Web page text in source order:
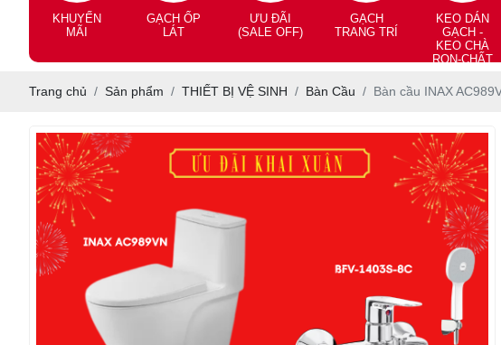
KHUYẾN
MÃI
GẠCH ỐP
LÁT
ƯU ĐÃI
(SALE OFF)
GẠCH
TRANG TRÍ
KEO DÁN
GẠCH -
KEO CHÀ
RON-CHẤT
THẤM
Trang chủ Sản phẩm THIẾT BỊ VỆ SINH Bàn Cầu Bàn cầu INAX